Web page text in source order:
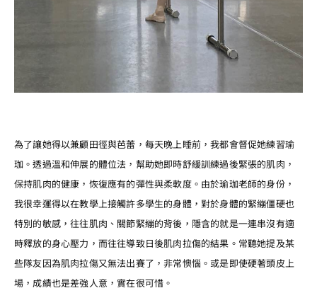
為了讓她得以兼顧田徑與芭蕾，每天晚上睡前，我都會督促她練習瑜
珈。透過溫和伸展的體位法，幫助她即時舒緩訓練過後緊張的肌肉，
保持肌肉的健康，恢復應有的彈性與柔軟度。由於瑜珈老師的身份，
我很幸運得以在教學上接觸許多學生的身體，對於身體的緊繃僵硬也
特別的敏感，往往肌肉、關節緊繃的背後，隱含的就是一連串沒有適
時釋放的身心壓力，而往往導致日後肌肉拉傷的結果。常聽她提及某
些隊友因為肌肉拉傷又無法出賽了，非常懊惱。或是即使硬著頭皮上
場，成績也是差強人意，實在很可惜。